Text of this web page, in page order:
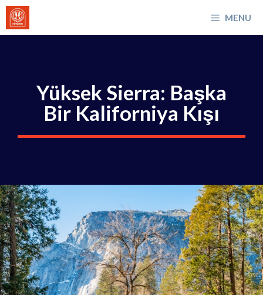
İçeriğe
atla
MENU
Yüksek Sierra: Başka
Bir Kaliforniya Kışı